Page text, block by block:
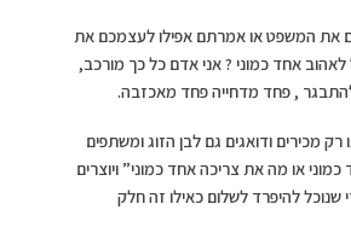
את המשפט או אמרתם אפילו לעצמכם את
אחד כמוני ? אני אדם כל כך מורכב,
, פחד מדחייה פחד מאכזבה.
רק מכירים ודואגים גם לבן הזוג ומשתפים
או מה את צריכה אחד כמוני” ויוצרים
שנוכל להיפרד לשלום כאילו זה חלק